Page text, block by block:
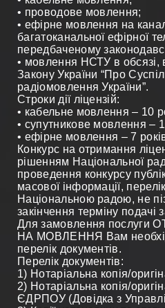
• проводове мовлення;
• ефірне мовлення на
багатоканальної ефірної
передбаченому
• мовлення НСТУ в обсязі,
Закону України “Про
радіомовлення України”.
Строки дії ліцензій:
• кабельне мовлення – 10
• супутникове мовлення –
• ефірне мовлення – 7
Конкурс на отримання
рішенням Національної
проведення конкурсу
масової інформації,
Національною радою, не
закінчення терміну подачі
Для замовлення послуги
НА МОВЛЕННЯ Вам
перелік документів.
Перелік документів:
1) Нотаріальна копія/
2) Нотаріальна копія/
ЄДРПОУ (Довідка з